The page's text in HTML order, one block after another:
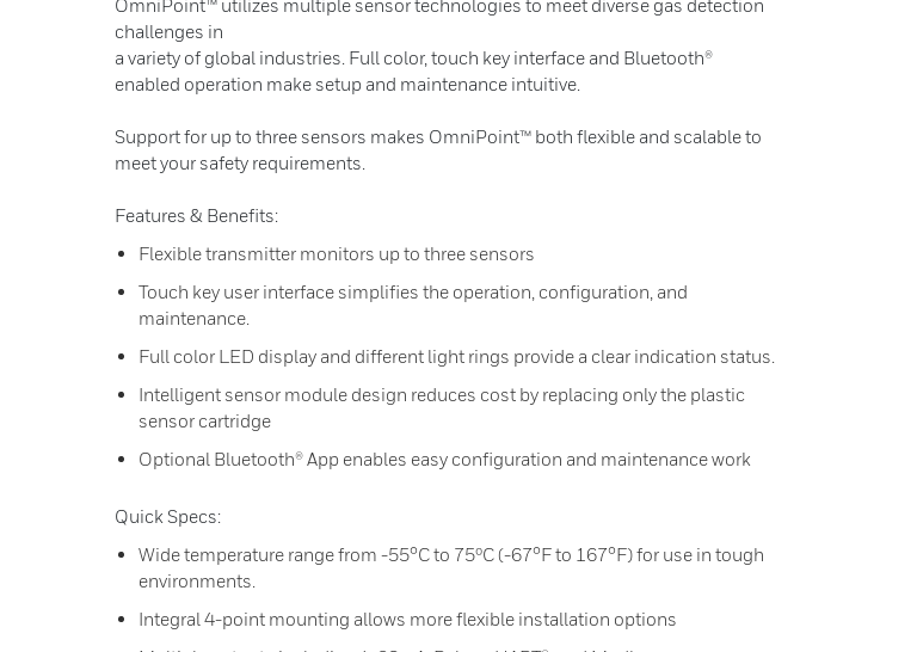
OmniPoint™ utilizes multiple sensor technologies to meet diverse gas detection
challenges in
a variety of global industries. Full color, touch key interface and Bluetooth®
enabled operation make setup and maintenance intuitive.
Support for up to three sensors makes OmniPoint™ both flexible and scalable to
meet your safety requirements.
Features & Benefits:
Flexible transmitter monitors up to three sensors
Touch key user interface simplifies the operation, configuration, and
maintenance.
Full color LED display and different light rings provide a clear indication status.
Intelligent sensor module design reduces cost by replacing only the plastic
sensor cartridge
Optional Bluetooth® App enables easy configuration and maintenance work
Quick Specs:
Wide temperature range from -55°C to 75ºC (-67°F to 167°F) for use in tough
environments.
Integral 4-point mounting allows more flexible installation options